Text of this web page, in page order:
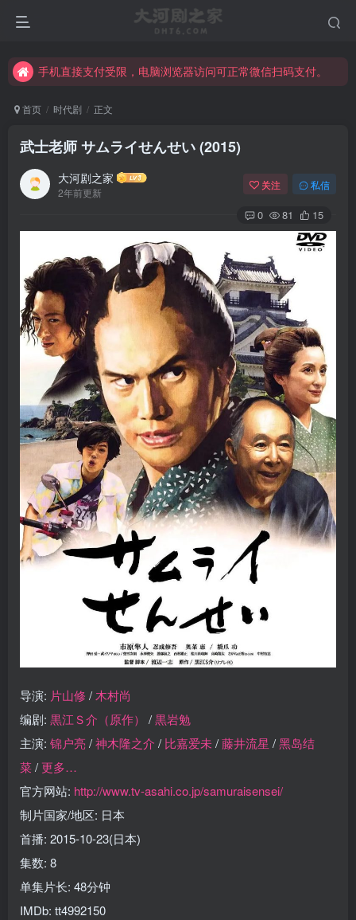
手机直接支付受限，电脑浏览器访问可正常微信扫码支付。
手机直接支付受限，电脑浏览器访问可正常微信扫码支付。
首页 时代剧 正文
武士老师 サムライせんせい (2015)
大河剧之家
2年前更新
关注 私信
0 81 15
导演: 片山修 / 木村尚
编剧: 黒江Ｓ介（原作） /黒岩勉
主演: 锦户亮/神木隆之介 / 比嘉爱未 /藤井流星 /黑岛结
菜/更多…
官方网站: http://www.tv-asahi.co.jp/samuraisensei/
制片国家/地区: 日本
首播: 2015-10-23(日本)
集数: 8
单集片长: 48分钟
IMDb: tt4992150